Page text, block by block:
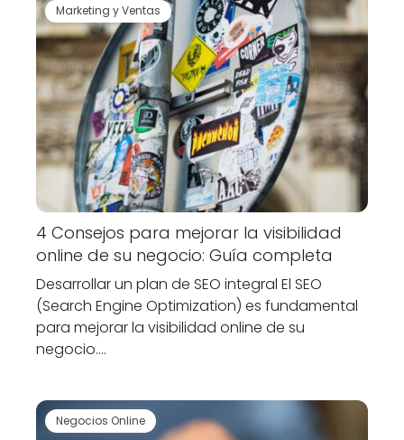
Marketing y Ventas
4 Consejos para mejorar la visibilidad
online de su negocio: Guía completa
Desarrollar un plan de SEO integral El SEO
(Search Engine Optimization) es fundamental
para mejorar la visibilidad online de su
negocio.…
Negocios Online